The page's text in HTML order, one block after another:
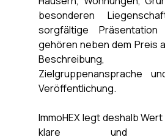
besonderen
sorgfältige
gehören neben dem Preis
Beschreibung,
Zielgruppenansprache
Veröffentlichung.
ImmoHEX legt deshalb
klare und